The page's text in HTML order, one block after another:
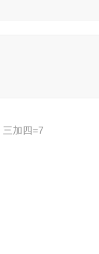
加四=7